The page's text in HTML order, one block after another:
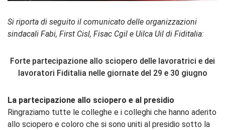
Si riporta di seguito il comunicato delle organizzazioni
sindacali Fabi, First Cisl, Fisac Cgil e Uilca Uil di Fiditalia:
Forte partecipazione allo sciopero delle lavoratrici e dei
lavoratori Fiditalia nelle giornate del 29 e 30 giugno
La partecipazione allo sciopero e al presidio
Ringraziamo tutte le colleghe e i colleghi che hanno aderito
allo sciopero e coloro che si sono uniti al presidio sotto la